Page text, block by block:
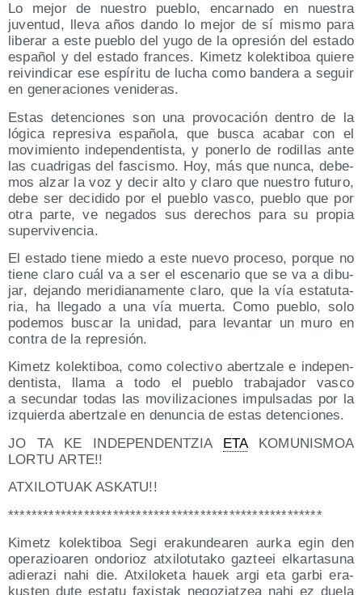
Lo mejor de nues­tro pue­blo, encar­na­do en nues­tra
juven­tud, lle­va años dan­do lo mejor de sí mis­mo para
libe­rar a este pue­blo del yugo de la opre­sión del esta­do
espa­ñol y del esta­do fran­ces. Kimetz kolek­ti­boa quie­re
rei­vin­di­car ese espí­ri­tu de lucha como ban­de­ra a seguir
en gene­ra­cio­nes venideras.
Estas deten­cio­nes son una pro­vo­ca­ción den­tro de la
lógi­ca repre­si­va espa­ño­la, que bus­ca aca­bar con el
movi­mien­to inde­pen­den­tis­ta, y poner­lo de rodi­llas ante
las cua­dri­gas del fas­cis­mo. Hoy, más que nun­ca, debe­
mos alzar la voz y decir alto y cla­ro que nues­tro futu­ro,
debe ser deci­di­do por el pue­blo vas­co, pue­blo que por
otra par­te, ve nega­dos sus dere­chos para su pro­pia
supervivencia.
El esta­do tie­ne mie­do a este nue­vo pro­ce­so, por­que no
tie­ne cla­ro cuál va a ser el esce­na­rio que se va a dibu­
jar, dejan­do meri­dia­na­men­te cla­ro, que la vía esta­tu­ta­
ria, ha lle­ga­do a una vía muer­ta. Como pue­blo, solo
pode­mos bus­car la uni­dad, para levan­tar un muro en
con­tra de la represión.
Kimetz kolek­ti­boa, como colec­ti­vo aber­tza­le e inde­pen­
den­tis­ta, lla­ma a todo el pue­blo tra­ba­ja­dor vas­co
a secun­dar todas las movi­li­za­cio­nes impul­sa­das por la
izquier­da aber­tza­le en denun­cia de estas detenciones.
JO TA KE INDEPENDENTZIA ETAKOMUNISMOA
LORTU ARTE!!
ATXILOTUAK ASKATU!!
******************************************************
Kimetz kolek­ti­boa Segi era­kun­dea­ren aur­ka egin den
ope­ra­zioa­ren ondo­rioz atxi­lo­tu­ta­ko gaz­teei elkar­ta­su­na
adie­ra­zi nahi die. Atxi­lo­ke­ta hauek argi eta gar­bi era­
kus­ten dute esta­tu faxis­tak nego­ziatzea nahi ez due­la